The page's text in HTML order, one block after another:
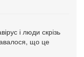
і люди скрізь
що це